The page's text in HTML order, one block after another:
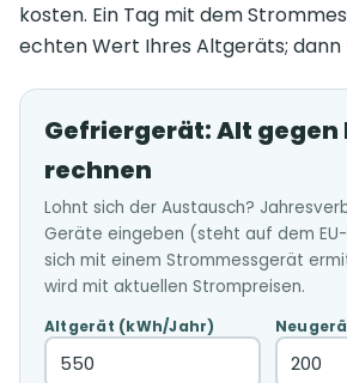
kosten. Ein Tag mit dem
echten Wert Ihres Altgeräts; dann
Gefriergerät: Alt gegen
rechnen
Lohnt sich der Austausch?
Geräte eingeben (steht auf dem
sich mit einem Strommessgerät
wird mit aktuellen Strompreisen.
Altgerät (kWh/Jahr)